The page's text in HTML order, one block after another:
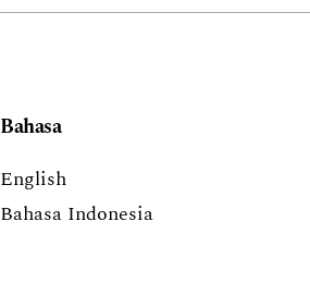
Bahasa
English
Bahasa Indonesia